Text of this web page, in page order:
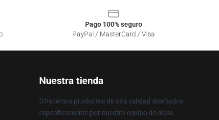
Pago 100% seguro
PayPal / MasterCard / Visa
Nuestra tienda
Ofrecemos productos de alta calidad diseñados
específicamente por nuestro equipo de clase